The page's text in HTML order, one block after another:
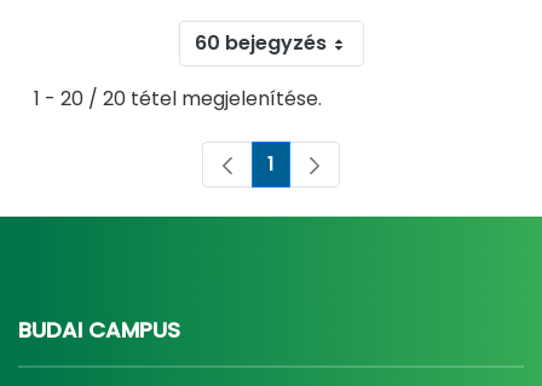
60 bejegyzés
1 - 20 / 20 tétel megjelenítése.
Oldal
1
BUDAI CAMPUS